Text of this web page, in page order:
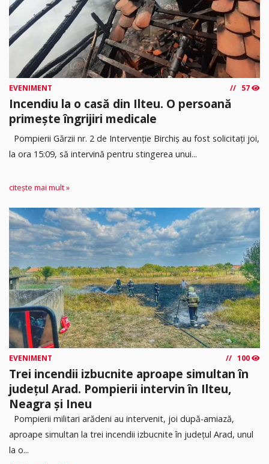
EVENIMENT 57
Incendiu la o casă din Ilteu. O persoană
primește îngrijiri medicale
Pompierii Gărzii nr. 2 de Intervenție Birchiș au fost solicitați joi,
la ora 15:09, să intervină pentru stingerea unui...
citește mai mult »
EVENIMENT 100
Trei incendii izbucnite aproape simultan în
județul Arad. Pompierii intervin în Ilteu,
Neagra și Ineu
Pompierii militari arădeni au intervenit, joi după-amiază,
aproape simultan la trei incendii izbucnite în județul Arad, unul
la o...